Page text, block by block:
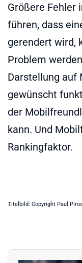
Größere Fehler
führen, dass
gerendert wird,
Problem
Darstellung auf
gewünscht
der
kann. Und
Rankingfaktor.
Titelbild: Copyright Paul